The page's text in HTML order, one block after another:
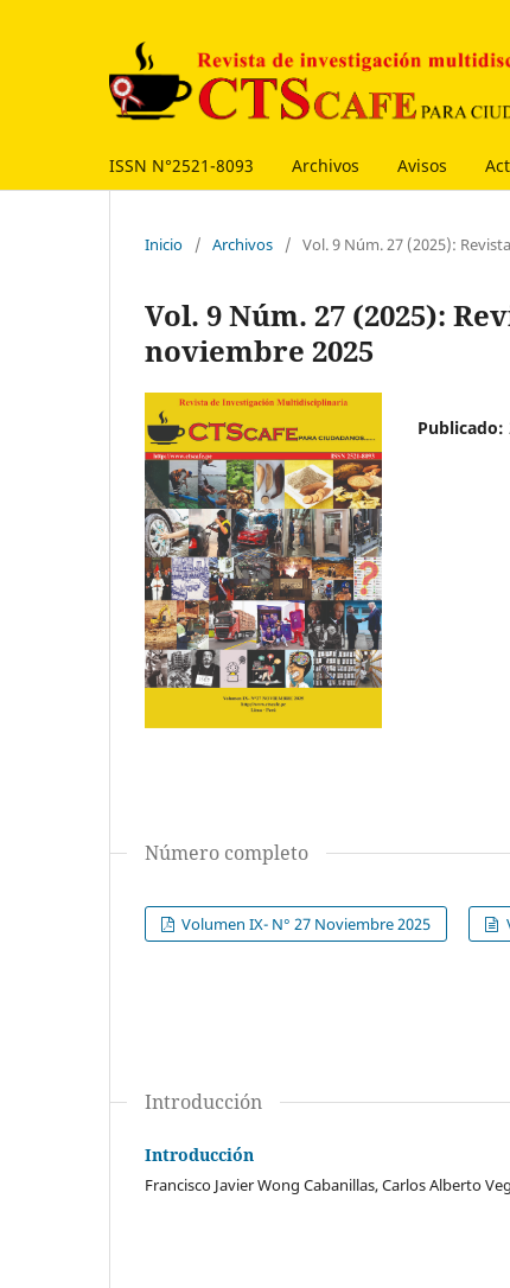
ISSN N°2521-8093 Archivos Avisos
Inicio / Archivos / Vol. 9 Núm. 27 (2025):
Vol. 9 Núm. 27 (2025):
noviembre 2025
Publicado:
Número completo
Volumen IX- N° 27 Noviembre 2025
Introducción
Introducción
Francisco Javier Wong Cabanillas, Carlos Alberto